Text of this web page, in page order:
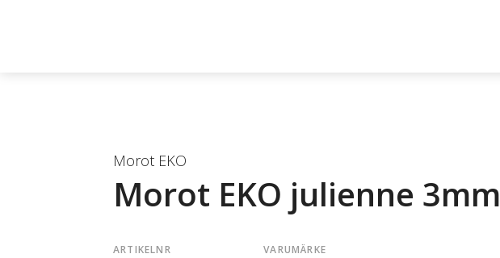
Morot EKO
Morot EKO julienne 3mm
ARTIKELNR VARUMÄRKE